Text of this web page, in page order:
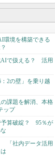
環境を構築できる
AIで扱える？ 活用
2の壁」を乗り越
課題を解消、本格
ップ
予算破綻？ 95％が
「社内データ活用